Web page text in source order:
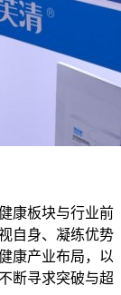
康板块与行业前
自身、凝练优势
康产业布局，以
断寻求突破与超